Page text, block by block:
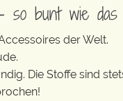
so bunt wie
der Welt.
Die Stoffe sind